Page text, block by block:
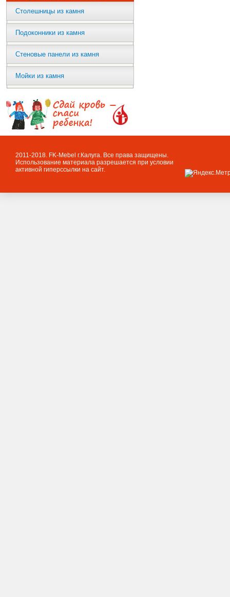
Столешницы из камня
Подоконники из камня
Стеновые панели из камня
Мойки из камня
2011-2018. FK-Mebel г.Калуга. Все права защищены.
Использование материала разрешается при условии
активной гиперссылки на сайт.